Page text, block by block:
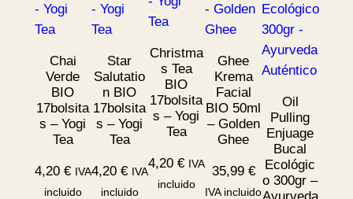
Chai
Verde
BIO
17bolsita
s – Yogi
Tea
4,20 € IVA
incluido
Star
Salutatio
n BIO
17bolsita
s – Yogi
Tea
4,20 € IVA
incluido
Christma
s Tea
BIO
17bolsita
s – Yogi
Tea
4,20 € IVA
incluido
Ghee
Krema
Facial
BIO 50ml
– Golden
Ghee
35,99 €
IVA incluido
Oil
Pulling
Enjuage
Bucal
Ecológic
o 300gr –